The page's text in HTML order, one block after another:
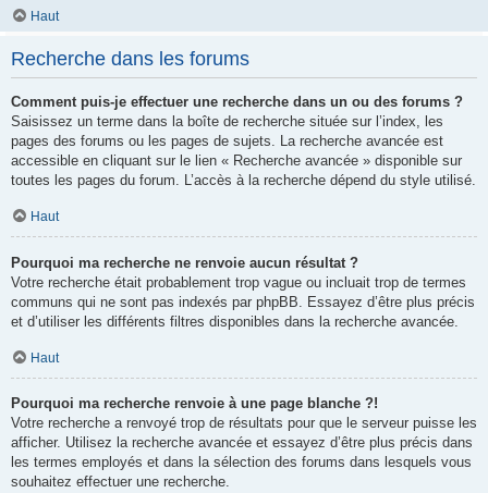
Haut
Recherche dans les forums
Comment puis-je effectuer une recherche dans un ou des forums ?
Saisissez un terme dans la boîte de recherche située sur l’index, les
pages des forums ou les pages de sujets. La recherche avancée est
accessible en cliquant sur le lien « Recherche avancée » disponible sur
toutes les pages du forum. L’accès à la recherche dépend du style utilisé.
Haut
Pourquoi ma recherche ne renvoie aucun résultat ?
Votre recherche était probablement trop vague ou incluait trop de termes
communs qui ne sont pas indexés par phpBB. Essayez d’être plus précis
et d’utiliser les différents filtres disponibles dans la recherche avancée.
Haut
Pourquoi ma recherche renvoie à une page blanche ?!
Votre recherche a renvoyé trop de résultats pour que le serveur puisse les
afficher. Utilisez la recherche avancée et essayez d’être plus précis dans
les termes employés et dans la sélection des forums dans lesquels vous
souhaitez effectuer une recherche.